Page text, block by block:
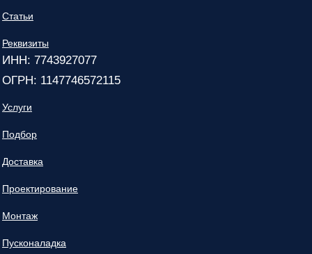
Статьи
Реквизиты
ИНН: 7743927077
ОГРН: 1147746572115
Услуги
Подбор
Доставка
Проектирование
Монтаж
Пусконаладка